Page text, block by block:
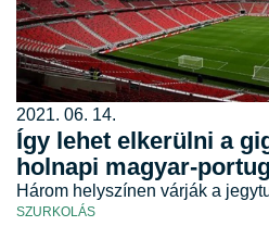
2021. 06. 14.
Így lehet elkerülni a
holnapi magyar-
Három helyszínen várják a
SZURKOLÁS